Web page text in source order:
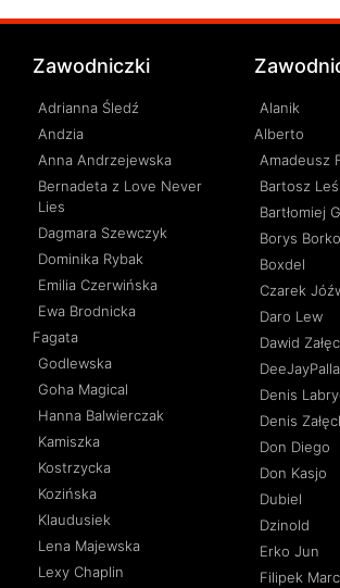
Zawodniczki
Adrianna Śledź
Andzia
Anna Andrzejewska
Bernadeta z Love Never
Lies
Dagmara Szewczyk
Dominika Rybak
Emilia Czerwińska
Ewa Brodnicka
Fagata
Godlewska
Goha Magical
Hanna Balwierczak
Kamiszka
Kostrzycka
Kozińska
Klaudusiek
Lena Majewska
Lexy Chaplin
Alanik
Alberto
Amadeusz
Bartosz
Bartłomiej
Borys
Boxdel
Czarek
Daro Lew
Dawid
Denis
Denis
Don Diego
Don Kasjo
Dubiel
Dzinold
Erko Jun
Filipek